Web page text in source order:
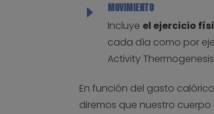
E
MOVIMIENTO
Incluye el ejercicio
cada día como por
Activity
En función del gasto
diremos que nuestro